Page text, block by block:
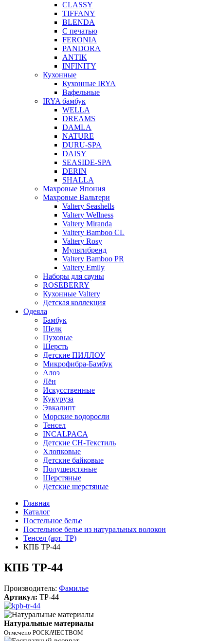
CLASSY
TIFFANY
BLENDA
С печатью
FERONIA
PANDORA
ANTIK
INFINITY
Кухонные
Кухонные IRYA
Вафельные
IRYA бамбук
WELLA
DREAMS
DAMLA
NATURE
DURU-SPA
DAISY
SEASIDE-SPA
DERIN
SHALLA
Махровые Япония
Махровые Вальтери
Valtery Seashells
Valtery Wellness
Valtery Miranda
Valtery Bamboo CL
Valtery Rosy
Мультибренд
Valtery Bamboo PR
Valtery Emily
Наборы для сауны
ROSEBERRY
Кухонные Valtery
Детская коллекция
Одеяла
Бамбук
Шелк
Пуховые
Шерсть
Детские ПИЛЛОУ
Микрофибра-Бамбук
Алоэ
Лён
Искусственные
Кукуруза
Эвкалипт
Морские водоросли
Тенсел
INCALPACA
Детские СН-Текстиль
Хлопковые
Детские байковые
Полушерстяные
Шерстяные
Детские шерстяные
Главная
Каталог
Постельное белье
Постельное белье из натуральных волокон
Тенсел (арт. ТР)
КПБ ТР-44
КПБ ТР-44
Производитель: Фамилье
Артикул: TP-44
Натуральные материалы
Отмечено РОСКАЧЕСТВОМ